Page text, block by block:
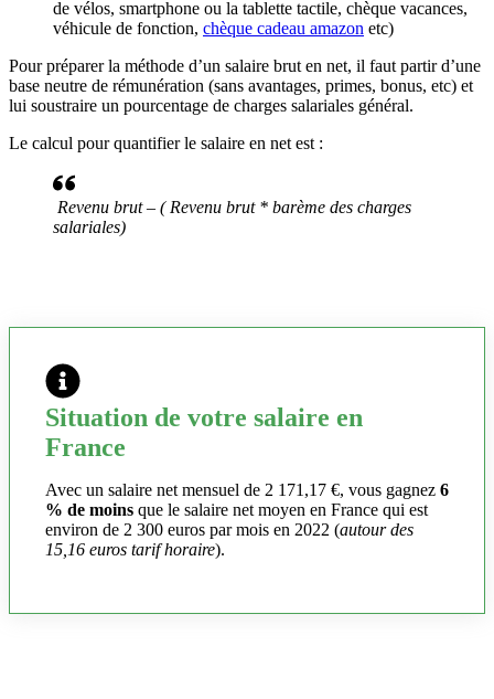
de vélos, smartphone ou la tablette tactile, chèque vacances,
véhicule de fonction, chèque cadeau amazon etc)
Pour préparer la méthode d’un salaire brut en net, il faut partir d’une
base neutre de rémunération (sans avantages, primes, bonus, etc) et
lui soustraire un pourcentage de charges salariales général.
Le calcul pour quantifier le salaire en net est :
Revenu brut – ( Revenu brut * barème des charges
salariales)
Situation de votre salaire en
France
Avec un salaire net mensuel de 2 171,17 €, vous gagnez 6
% de moins que le salaire net moyen en France qui est
environ de 2 300 euros par mois en 2022 (autour des
15,16 euros tarif horaire).